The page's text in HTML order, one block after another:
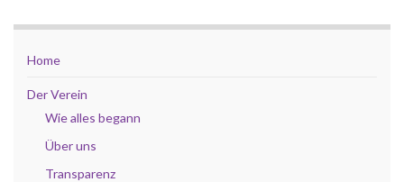
Home
Der Verein
Wie alles begann
Über uns
Transparenz